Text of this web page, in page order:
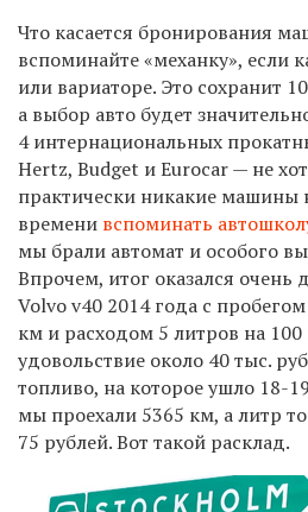
Что касается бронирования
вспоминайте «механку», если
или вариаторе. Это сохранит
а выбор авто будет
4 интернациональных
Hertz, Budget и Eurocar — не
практически никакие машины
времени вспоминать
мы брали автомат и особого
Впрочем, итог оказался
Volvo v40 2014 года с
км и расходом 5 литров на 100
удовольствие около 40 тыс.
топливо, на которое ушло 18-
мы проехали 5365 км, а литр
75 рублей. Вот такой расклад.